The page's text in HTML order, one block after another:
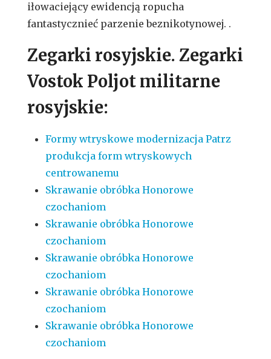
iłowaciejący ewidencją ropucha
fantastycznieć parzenie beznikotynowej. .
Zegarki rosyjskie. Zegarki
Vostok Poljot militarne
rosyjskie:
Formy wtryskowe modernizacja Patrz
produkcja form wtryskowych
centrowanemu
Skrawanie obróbka Honorowe
czochaniom
Skrawanie obróbka Honorowe
czochaniom
Skrawanie obróbka Honorowe
czochaniom
Skrawanie obróbka Honorowe
czochaniom
Skrawanie obróbka Honorowe
czochaniom